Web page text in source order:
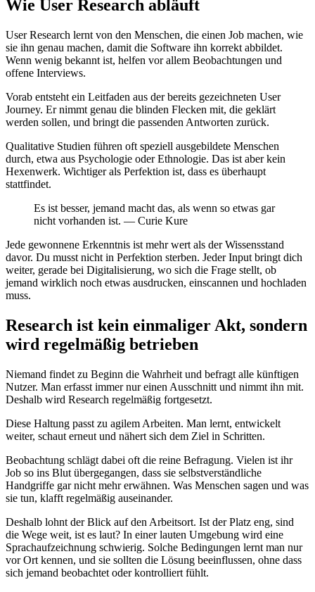
Wie User Research abläuft
User Research lernt von den Menschen, die einen Job machen, wie
sie ihn genau machen, damit die Software ihn korrekt abbildet.
Wenn wenig bekannt ist, helfen vor allem Beobachtungen und
offene Interviews.
Vorab entsteht ein Leitfaden aus der bereits gezeichneten User
Journey. Er nimmt genau die blinden Flecken mit, die geklärt
werden sollen, und bringt die passenden Antworten zurück.
Qualitative Studien führen oft speziell ausgebildete Menschen
durch, etwa aus Psychologie oder Ethnologie. Das ist aber kein
Hexenwerk. Wichtiger als Perfektion ist, dass es überhaupt
stattfindet.
Es ist besser, jemand macht das, als wenn so etwas gar
nicht vorhanden ist. — Curie Kure
Jede gewonnene Erkenntnis ist mehr wert als der Wissensstand
davor. Du musst nicht in Perfektion sterben. Jeder Input bringt dich
weiter, gerade bei Digitalisierung, wo sich die Frage stellt, ob
jemand wirklich noch etwas ausdrucken, einscannen und hochladen
muss.
Research ist kein einmaliger Akt, sondern
wird regelmäßig betrieben
Niemand findet zu Beginn die Wahrheit und befragt alle künftigen
Nutzer. Man erfasst immer nur einen Ausschnitt und nimmt ihn mit.
Deshalb wird Research regelmäßig fortgesetzt.
Diese Haltung passt zu agilem Arbeiten. Man lernt, entwickelt
weiter, schaut erneut und nähert sich dem Ziel in Schritten.
Beobachtung schlägt dabei oft die reine Befragung. Vielen ist ihr
Job so ins Blut übergegangen, dass sie selbstverständliche
Handgriffe gar nicht mehr erwähnen. Was Menschen sagen und was
sie tun, klafft regelmäßig auseinander.
Deshalb lohnt der Blick auf den Arbeitsort. Ist der Platz eng, sind
die Wege weit, ist es laut? In einer lauten Umgebung wird eine
Sprachaufzeichnung schwierig. Solche Bedingungen lernt man nur
vor Ort kennen, und sie sollten die Lösung beeinflussen, ohne dass
sich jemand beobachtet oder kontrolliert fühlt.